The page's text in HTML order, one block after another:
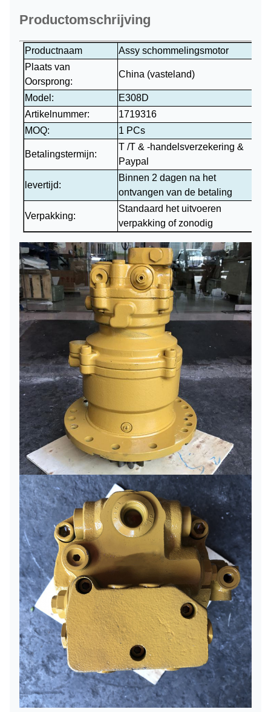
Productomschrijving
Productnaam
Assy schommelingsmotor
Plaats van
Oorsprong:
China (vasteland)
Model:
E308D
Artikelnummer:
1719316
MOQ:
1 PCs
Betalingstermijn:
T /T & -handelsverzekering &
Paypal
levertijd:
Binnen 2 dagen na het
ontvangen van de betaling
Verpakking:
Standaard het uitvoeren
verpakking of zonodig